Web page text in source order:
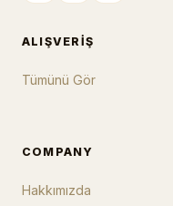
ALIŞVERIŞ
Tümünü Gör
COMPANY
Hakkımızda